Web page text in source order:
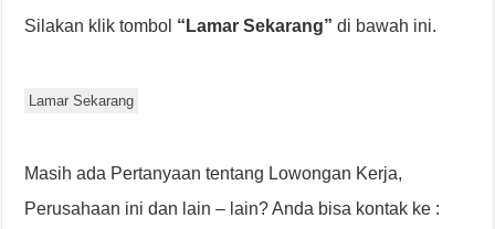
Silakan klik tombol “Lamar Sekarang” di bawah ini.
Lamar Sekarang
Masih ada Pertanyaan tentang Lowongan Kerja,
Perusahaan ini dan lain – lain? Anda bisa kontak ke :